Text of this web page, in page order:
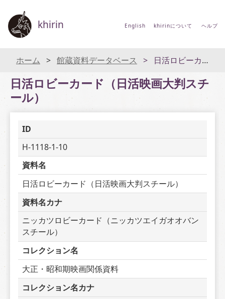
khirin English khirinについて ヘルプ
ホーム 館蔵資料データベース 日活ロビーカード（日活映画大判スチール）
日活ロビーカード（日活映画大判スチ
ール）
ID
H-1118-1-10
資料名
日活ロビーカード（日活映画大判スチール）
資料名カナ
ニッカツロビーカード（ニッカツエイガオオバン
スチール）
コレクション名
大正・昭和期映画関係資料
コレクション名カナ